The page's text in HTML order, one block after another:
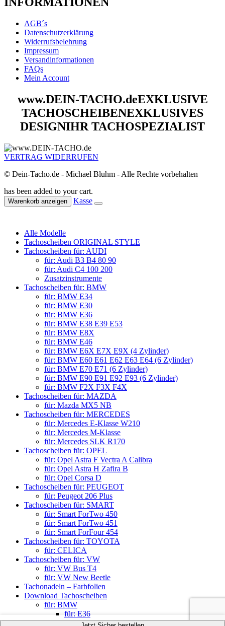
AGB´s
Datenschutzerklärung
Widerrufsbelehrung
Impressum
Versandinformationen
FAQs
Mein Account
www.DEIN-TACHO.deEXKLUSIVE
TACHOSCHEIBENEXKLUSIVES
DESIGNIHR TACHOSPEZIALIST
VERTRAG WIDERRUFEN
© Dein-Tacho.de - Michael Bluhm - Alle Rechte vorbehalten
has been added to your cart.
Warenkorb anzeigen Kasse
Alle Modelle
Tachoscheiben ORIGINAL STYLE
Tachoscheiben für: AUDI
für: Audi B3 B4 80 90
für: Audi C4 100 200
Zusatzinstrumente
Tachoscheiben für: BMW
für: BMW E34
für: BMW E30
für: BMW E36
für: BMW E38 E39 E53
für: BMW E8X
für: BMW E46
für: BMW E6X E7X E9X (4 Zylinder)
für: BMW E60 E61 E62 E63 E64 (6 Zylinder)
für: BMW E70 E71 (6 Zylinder)
für: BMW E90 E91 E92 E93 (6 Zylinder)
für: BMW F2X F3X F4X
Tachoscheiben für: MAZDA
für: Mazda MX5 NB
Tachoscheiben für: MERCEDES
für: Mercedes E-Klasse W210
für: Mercedes M-Klasse
für: Mercedes SLK R170
Tachoscheiben für: OPEL
für: Opel Astra F Vectra A Calibra
für: Opel Astra H Zafira B
für: Opel Corsa D
Tachoscheiben für: PEUGEOT
für: Peugeot 206 Plus
Tachoscheiben für: SMART
für: Smart ForTwo 450
für: Smart ForTwo 451
für: Smart ForFour 454
Tachoscheiben für: TOYOTA
für: CELICA
Tachoscheiben für: VW
für: VW Bus T4
für: VW New Beetle
Tachonadeln – Farbfolien
Download Tachoscheiben
für: BMW
für: E36
Log In